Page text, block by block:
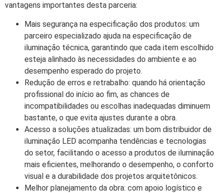
vantagens importantes desta parceria:
Mais segurança na especificação dos produtos: um
parceiro especializado ajuda na especificação de
iluminação técnica, garantindo que cada item escolhido
esteja alinhado às necessidades do ambiente e ao
desempenho esperado do projeto.
Redução de erros e retrabalho: quando há orientação
profissional do início ao fim, as chances de
incompatibilidades ou escolhas inadequadas diminuem
bastante, o que evita ajustes durante a obra.
Acesso a soluções atualizadas: um bom distribuidor de
iluminação LED acompanha tendências e tecnologias
do setor, facilitando o acesso a produtos de iluminação
mais eficientes, melhorando o desempenho, o conforto
visual e a durabilidade dos projetos arquitetônicos.
Melhor planejamento da obra: com apoio logístico e